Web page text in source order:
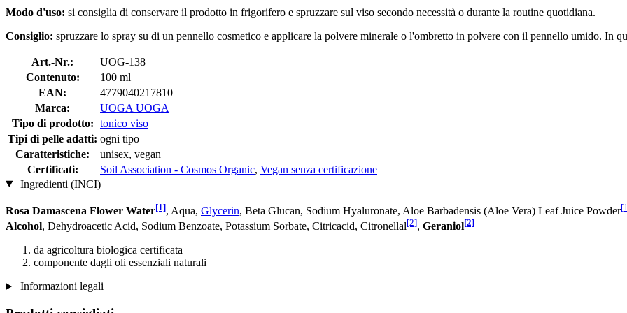
Modo d'uso: si consiglia di conservare il prodotto in frigorifero e spruzzare sul viso secondo necessità o durante la routine quotidiana.
Consiglio: spruzzare lo spray su di un pennello cosmetico e applicare la polvere minerale o l'ombretto in polvere con il pennello umido. In
Art.-Nr.:
UOG-138
Contenuto:
100 ml
EAN:
4779040217810
Marca:
UOGA UOGA
Tipo di prodotto: tonico viso
Tipi di pelle adatti: ogni tipo
Caratteristiche:
unisex, vegan
Certificati:
Soil Association - Cosmos Organic, Vegan senza certificazione
Ingredienti (INCI)
Rosa Damascena Flower Water[1], Aqua, Glycerin, Beta Glucan, Sodium Hyaluronate, Aloe Barbadensis (Aloe Vera) Leaf Juice Powder
Alcohol, Dehydroacetic Acid, Sodium Benzoate, Potassium Sorbate, Citricacid, Citronellal[2], Geraniol[2]
da agricoltura biologica certificata
componente dagli oli essenziali naturali
Informazioni legali